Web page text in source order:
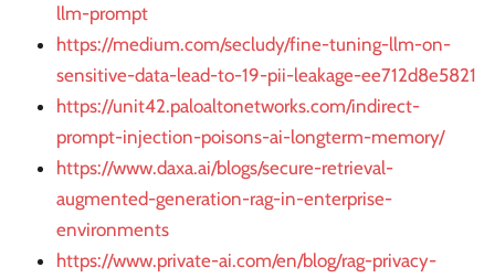
llm-prompt
https://medium.com/secludy/fine-tuning-llm-on-
sensitive-data-lead-to-19-pii-leakage-ee712d8e5821
https://unit42.paloaltonetworks.com/indirect-
prompt-injection-poisons-ai-longterm-memory/
https://www.daxa.ai/blogs/secure-retrieval-
augmented-generation-rag-in-enterprise-
environments
https://www.private-ai.com/en/blog/rag-privacy-